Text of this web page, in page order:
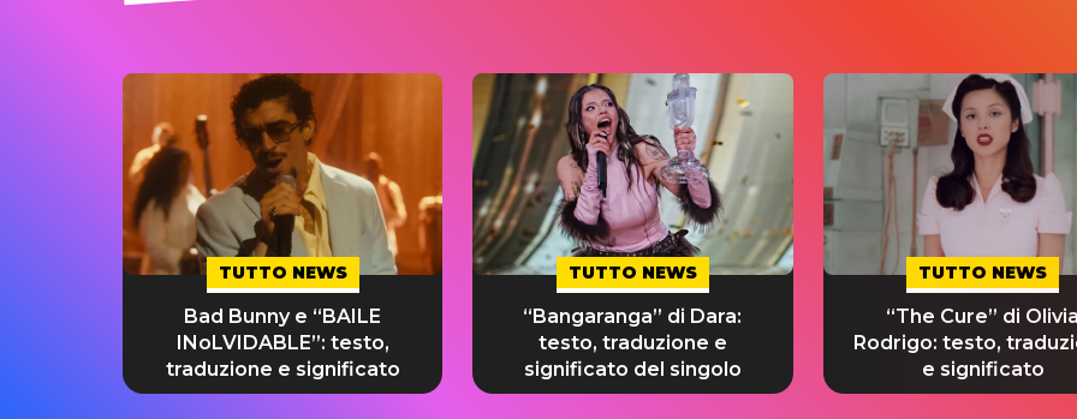
TUTTO NEWS
Bad Bunny e “BAILE
INoLVIDABLE”: testo,
traduzione e significato
TUTTO NEWS
“Bangaranga” di Dara:
testo, traduzione e
significato del singolo
TUTTO NEWS
“The Cure” di Olivia
Rodrigo: testo,
e significato